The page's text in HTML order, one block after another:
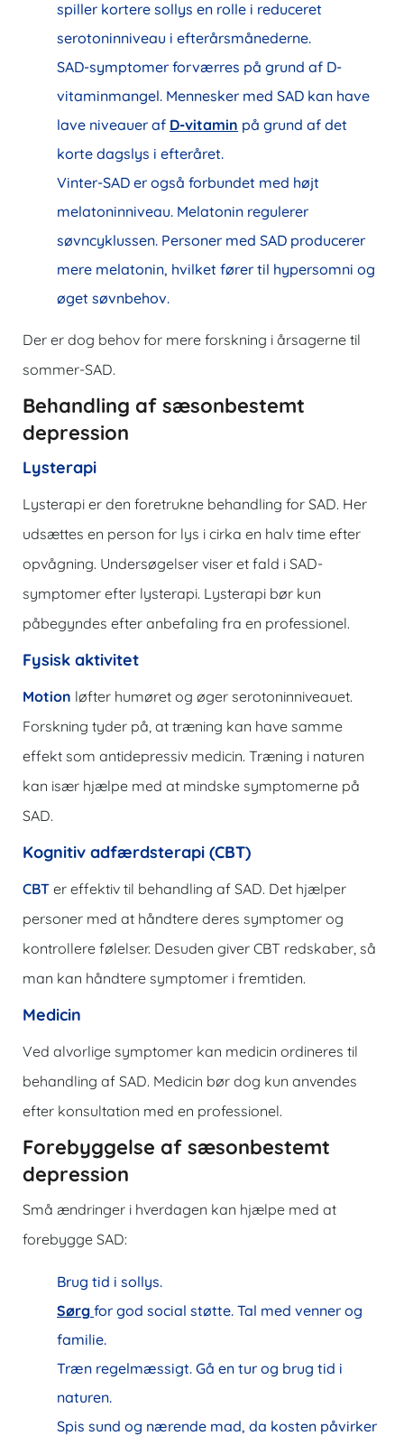
spiller kortere sollys en rolle i reduceret
serotoninniveau i efterårsmånederne.
SAD-symptomer forværres på grund af D-
vitaminmangel. Mennesker med SAD kan have
lave niveauer af D-vitamin på grund af det
korte dagslys i efteråret.
Vinter-SAD er også forbundet med højt
melatoninniveau. Melatonin regulerer
søvncyklussen. Personer med SAD producerer
mere melatonin, hvilket fører til hypersomni og
øget søvnbehov.
Der er dog behov for mere forskning i årsagerne til
sommer-SAD.
Behandling af sæsonbestemt
depression
Lysterapi
Lysterapi er den foretrukne behandling for SAD. Her
udsættes en person for lys i cirka en halv time efter
opvågning. Undersøgelser viser et fald i SAD-
symptomer efter lysterapi. Lysterapi bør kun
påbegyndes efter anbefaling fra en professionel.
Fysisk aktivitet
Motion løfter humøret og øger serotoninniveauet.
Forskning tyder på, at træning kan have samme
effekt som antidepressiv medicin. Træning i naturen
kan især hjælpe med at mindske symptomerne på
SAD.
Kognitiv adfærdsterapi (CBT)
CBT er effektiv til behandling af SAD. Det hjælper
personer med at håndtere deres symptomer og
kontrollere følelser. Desuden giver CBT redskaber, så
man kan håndtere symptomer i fremtiden.
Medicin
Ved alvorlige symptomer kan medicin ordineres til
behandling af SAD. Medicin bør dog kun anvendes
efter konsultation med en professionel.
Forebyggelse af sæsonbestemt
depression
Små ændringer i hverdagen kan hjælpe med at
forebygge SAD:
Brug tid i sollys.
Sørg for god social støtte. Tal med venner og
familie.
Træn regelmæssigt. Gå en tur og brug tid i
naturen.
Spis sund og nærende mad, da kosten påvirker